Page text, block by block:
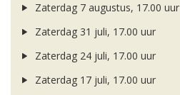
Zaterdag 7 augustus, 17.00 uur
Zaterdag 31 juli, 17.00 uur
Zaterdag 24 juli, 17.00 uur
Zaterdag 17 juli, 17.00 uur